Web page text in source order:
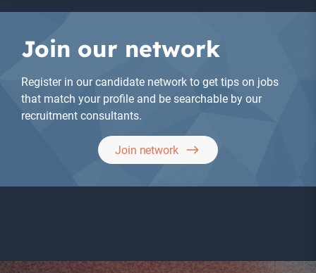
Join our network
Register in our candidate network to get tips on jobs
that match your profile and be searchable by our
recruitment consultants.
Join network